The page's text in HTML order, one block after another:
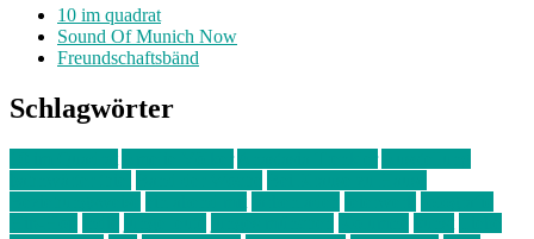
10 im quadrat
Sound Of Munich Now
Freundschaftsbänd
Schlagwörter